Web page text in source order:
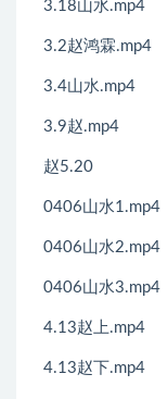
3.18山水.mp4
3.2赵鸿霖.mp4
3.4山水.mp4
3.9赵.mp4
赵5.20
0406山水1.mp4
0406山水2.mp4
0406山水3.mp4
4.13赵上.mp4
4.13赵下.mp4